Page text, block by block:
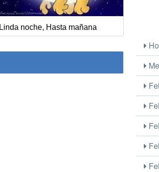
Linda noche, Hasta mañana